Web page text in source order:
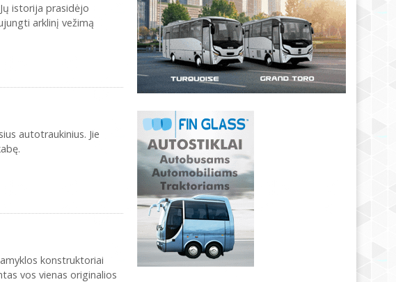
istorija prasidėjo
arklinį vežimą
autotraukinius. Jie
konstruktoriai
vos vienas originalios